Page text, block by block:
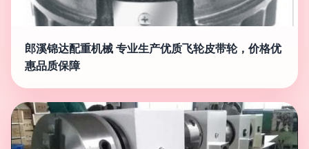
郎溪锦达配重机械 专业生产优质飞轮皮带轮，价格优
惠品质保障